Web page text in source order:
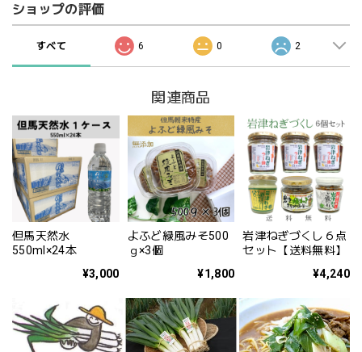
ショップの評価
すべて 6 0 2
関連商品
但馬天然水
550ml×24本
¥3,000
よふど緑風みそ500
ｇ×3個
¥1,800
岩津ねぎづくし６点
セット【送料無料】
¥4,240